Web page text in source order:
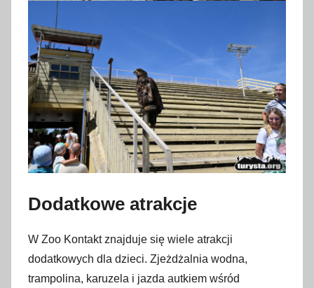
Dodatkowe atrakcje
W Zoo Kontakt znajduje się wiele atrakcji
dodatkowych dla dzieci. Zjeżdżalnia wodna,
trampolina, karuzela i jazda autkiem wśród